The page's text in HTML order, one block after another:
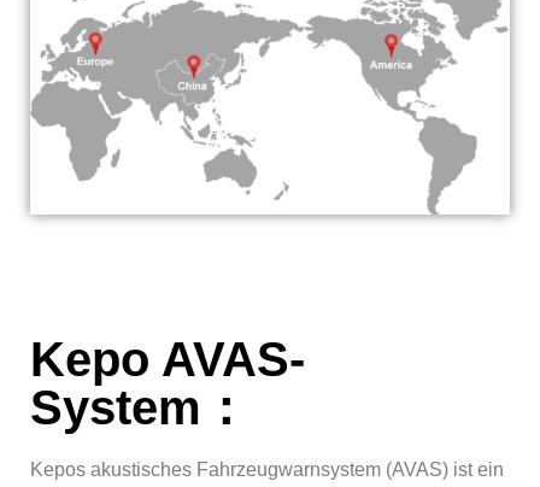
Kepo AVAS-
System：
Kepos akustisches Fahrzeugwarnsystem (AVAS) ist ein